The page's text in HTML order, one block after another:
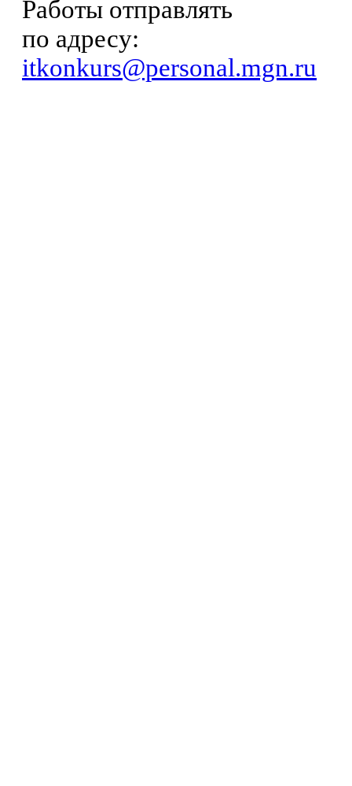
Работы отправлять
по адресу:
itkonkurs@personal.mgn.ru